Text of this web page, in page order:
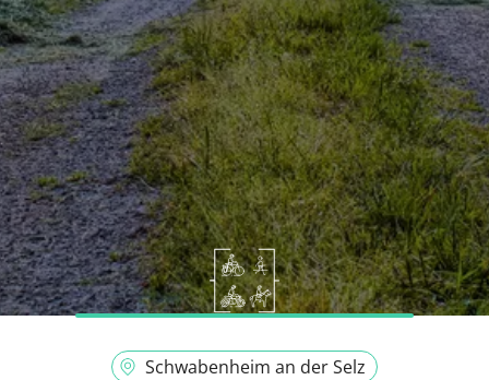
Schwabenheim an der Selz